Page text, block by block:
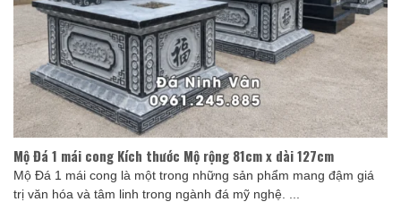
Mộ Đá 1 mái cong Kích thước Mộ rộng 81cm x dài 127cm
Mộ Đá 1 mái cong là một trong những sản phẩm mang đậm giá
trị văn hóa và tâm linh trong ngành đá mỹ nghệ. ...